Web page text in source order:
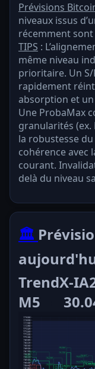
Prévisions
niveaux issus
récemment
TIPS :
même niveau
prioritaire. Un
rapidement
absorption et
Une ProbaMax
granularités
la robustesse
cohérence avec
courant.
delà du niveau
🏛️
TrendX-
M5